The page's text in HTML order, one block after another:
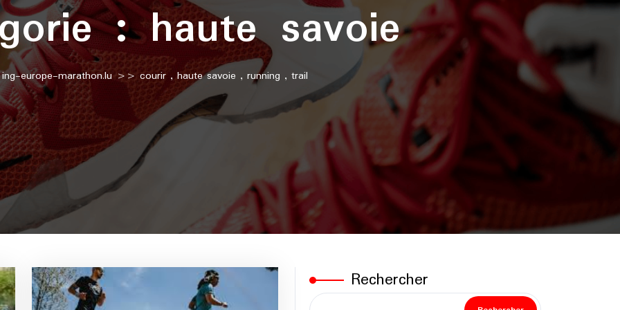
:haute savoie
ing-europe-marathon.lu>>courir , haute savoie , running , trail
Rechercher